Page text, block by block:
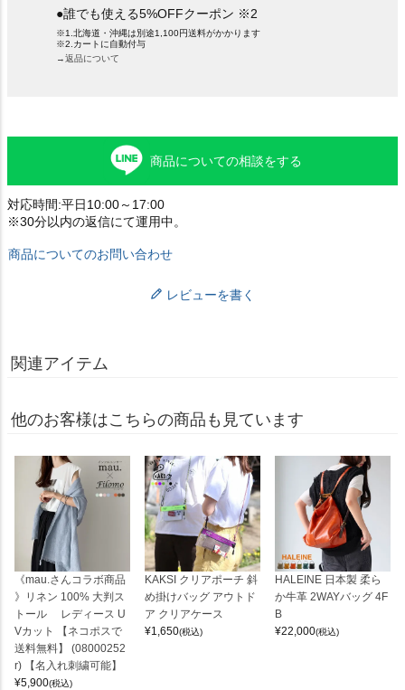
●誰でも使える5%OFFクーポン ※2
※1.北海道・沖縄は別途1,100円送料がかかります
※2.カートに自動付与
→返品について
商品についての相談をする
対応時間:平日10:00～17:00
※30分以内の返信にて運用中。
商品についてのお問い合わせ
レビューを書く
関連アイテム
他のお客様はこちらの商品も見ています
《mau.さんコラボ商品
》リネン 100% 大判ス
トール レディース U
Vカット 【ネコポスで
送料無料】 (08000252
r) 【名入れ刺繍可能】
¥5,900(税込)
KAKSI クリアポーチ 斜
め掛けバッグ アウトド
ア クリアケース
¥1,650(税込)
HALEINE 日本製 柔ら
か牛革 2WAYバッグ 4F
B
¥22,000(税込)